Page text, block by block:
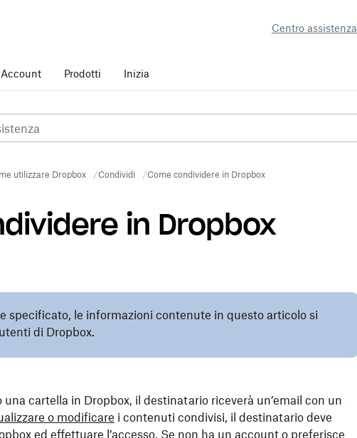
Centro assistenza
Account Prodotti Inizia
utilizzare Dropbox Condividi Come condividere in Dropbox
in Dropbox
specificato, le informazioni contenute in questo articolo si
di Dropbox.
cartella in Dropbox, il destinatario riceverà un’email con un
o modificare i contenuti condivisi, il destinatario deve
ed effettuare l’accesso. Se non ha un account o preferisce